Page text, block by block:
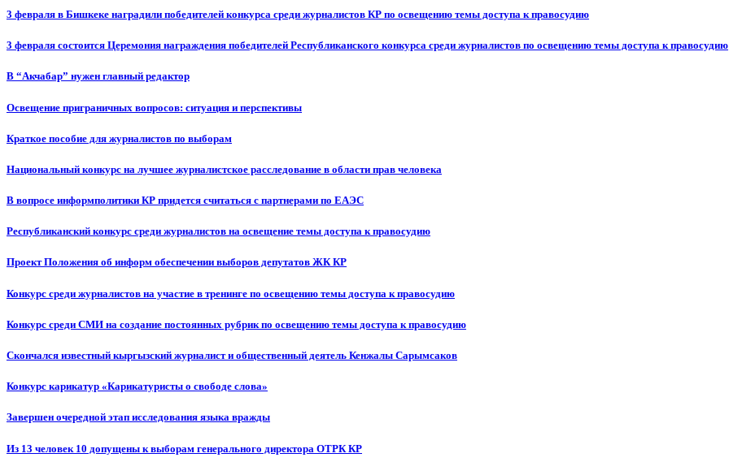
3 февраля в Бишкеке наградили победителей конкурса среди журналистов КР по освещению темы доступа к правосудию
3 февраля состоится Церемония награждения победителей Республиканского конкурса среди журналистов по освещению темы доступа к правосудию
В “Акчабар” нужен главный редактор
Освещение приграничных вопросов: ситуация и перспективы
Краткое пособие для журналистов по выборам
Национальный конкурс на лучшее журналистское расследование в области прав человека
В вопросе информполитики КР придется считаться с партнерами по ЕАЭС
Республиканский конкурс среди журналистов на освещение темы доступа к правосудию
Проект Положения об информ обеспечении выборов депутатов ЖК КР
Конкурс среди журналистов на участие в тренинге по освещению темы доступа к правосудию
Конкурс среди СМИ на создание постоянных рубрик по освещению темы доступа к правосудию
Скончался известный кыргызский журналист и общественный деятель Кенжалы Сарымсаков
Конкурс карикатур «Карикатуристы о свободе слова»
Завершен очередной этап исследования языка вражды
Из 13 человек 10 допущены к выборам генерального директора ОТРК КР